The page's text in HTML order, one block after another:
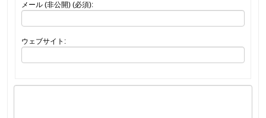
メール (非公開) (必須):
ウェブサイト: